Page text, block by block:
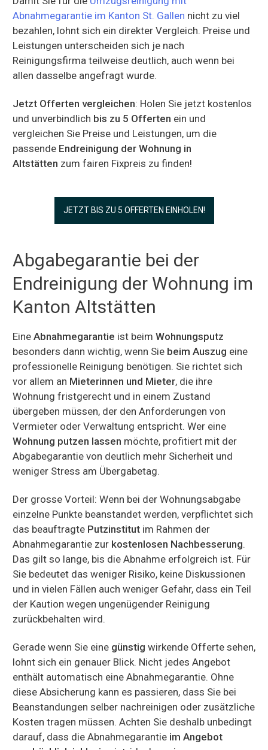
Abnahmegarantie im Kanton St. Gallen nicht zu viel
bezahlen, lohnt sich ein direkter Vergleich. Preise und
Leistungen unterscheiden sich je nach
Reinigungsfirma teilweise deutlich, auch wenn bei
allen dasselbe angefragt wurde.
Jetzt Offerten vergleichen: Holen Sie jetzt kostenlos
und unverbindlich bis zu 5 Offerten ein und
vergleichen Sie Preise und Leistungen, um die
passende Endreinigung der Wohnung in
Altstätten zum fairen Fixpreis zu finden!
JETZT BIS ZU 5 OFFERTEN EINHOLEN!
Abgabegarantie bei der
Endreinigung der Wohnung im
Kanton Altstätten
Eine Abnahmegarantie ist beim Wohnungsputz
besonders dann wichtig, wenn Sie beim Auszug eine
professionelle Reinigung benötigen. Sie richtet sich
vor allem an Mieterinnen und Mieter, die ihre
Wohnung fristgerecht und in einem Zustand
übergeben müssen, der den Anforderungen von
Vermieter oder Verwaltung entspricht. Wer eine
Wohnung putzen lassen möchte, profitiert mit der
Abgabegarantie von deutlich mehr Sicherheit und
weniger Stress am Übergabetag.
Der grosse Vorteil: Wenn bei der Wohnungsabgabe
einzelne Punkte beanstandet werden, verpflichtet sich
das beauftragte Putzinstitut im Rahmen der
Abnahmegarantie zur kostenlosen Nachbesserung.
Das gilt so lange, bis die Abnahme erfolgreich ist. Für
Sie bedeutet das weniger Risiko, keine Diskussionen
und in vielen Fällen auch weniger Gefahr, dass ein Teil
der Kaution wegen ungenügender Reinigung
zurückbehalten wird.
Gerade wenn Sie eine günstig wirkende Offerte sehen,
lohnt sich ein genauer Blick. Nicht jedes Angebot
enthält automatisch eine Abnahmegarantie. Ohne
diese Absicherung kann es passieren, dass Sie bei
Beanstandungen selber nachreinigen oder zusätzliche
Kosten tragen müssen. Achten Sie deshalb unbedingt
darauf, dass die Abnahmegarantie im Angebot